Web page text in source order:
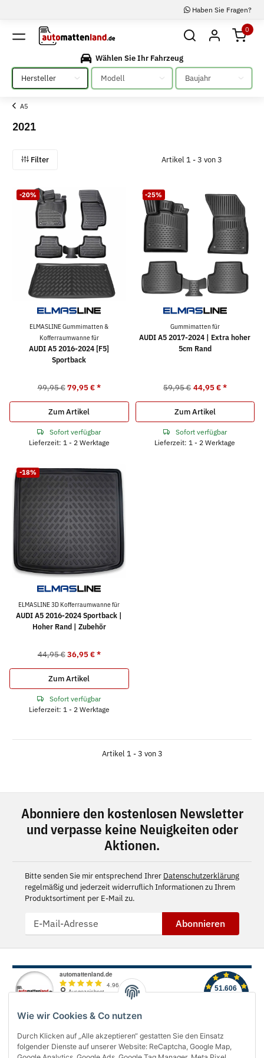
Wie wir Cookies & Co nutzen
Durch Klicken auf „Alle akzeptieren“ gestatten Sie den Einsatz
folgender Dienste auf unserer Website: ReCaptcha, Google Map,
Haben Sie Fragen?
0
Wählen Sie Ihr Fahrzeug
Bitte auswählen
Bitte auswählen Bitte auswählen
A5
2021
Filter Artikel 1 - 3 von 3
-20%
ELMASLINE Gummimatten &
Kofferraumwanne für
AUDI A5 2016-2024 [F5]
Sportback
99,95 € 79,95 €*
Zum Artikel
Sofort verfügbar
Lieferzeit: 1 - 2 Werktage
-25%
Gummimatten für
AUDI A5 2017-2024 | Extra hoher
5cm Rand
59,95 € 44,95 €*
Zum Artikel
Sofort verfügbar
Lieferzeit: 1 - 2 Werktage
-18%
ELMASLINE 3D Kofferraumwanne für
AUDI A5 2016-2024 Sportback |
Hoher Rand | Zubehör
44,95 € 36,95 €*
Zum Artikel
Sofort verfügbar
Lieferzeit: 1 - 2 Werktage
Artikel 1 - 3 von 3
Abonniere den kostenlosen Newsletter
und verpasse keine Neuigkeiten oder
Aktionen.
Bitte senden Sie mir entsprechend Ihrer Datenschutzerklärung
regelmäßig und jederzeit widerruflich Informationen zu Ihrem
Produktsortiment per E-Mail zu.
Abonnieren